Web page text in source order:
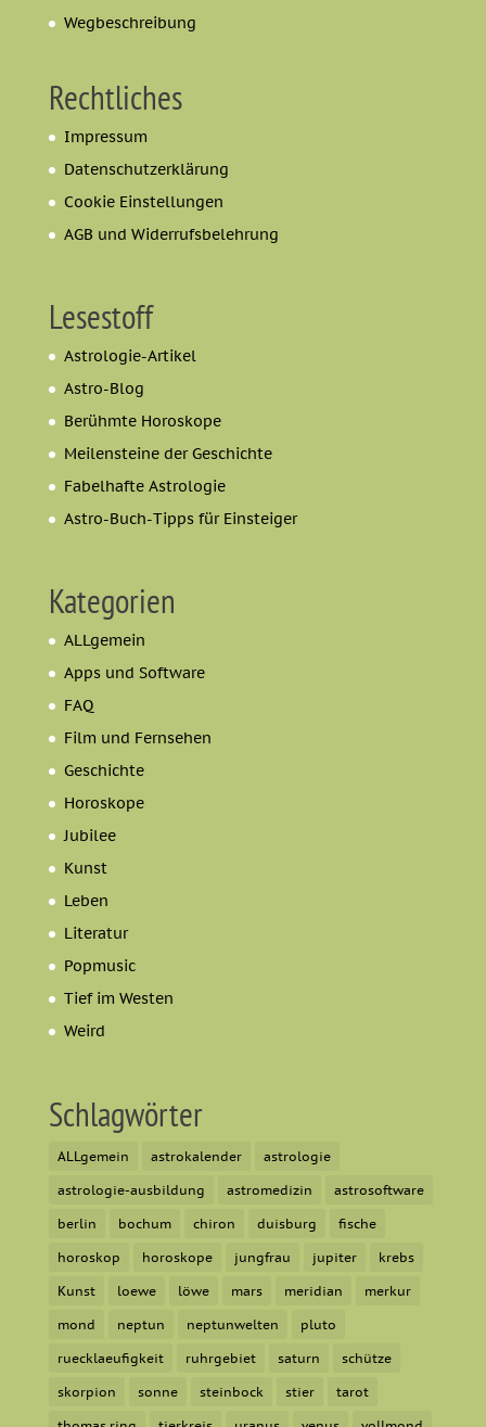
Wegbeschreibung
Rechtliches
Impressum
Datenschutzerklärung
Cookie Einstellungen
AGB und Widerrufsbelehrung
Lesestoff
Astrologie-Artikel
Astro-Blog
Berühmte Horoskope
Meilensteine der Geschichte
Fabelhafte Astrologie
Astro-Buch-Tipps für Einsteiger
Kategorien
ALLgemein
Apps und Software
FAQ
Film und Fernsehen
Geschichte
Horoskope
Jubilee
Kunst
Leben
Literatur
Popmusic
Tief im Westen
Weird
Schlagwörter
ALLgemein astrokalender astrologie
astrologie-ausbildung astromedizin astrosoftware
berlin bochum chiron duisburg fische
horoskop horoskope jungfrau jupiter krebs
Kunst loewe löwe mars meridian merkur
mond neptun neptunwelten pluto
ruecklaeufigkeit ruhrgebiet saturn schütze
skorpion sonne steinbock stier tarot